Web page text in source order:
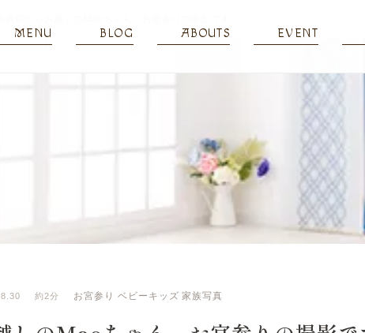
MENU BLOG ABOUTS EVENT
約2分 お宮参り ベビーキッズ 家族写真